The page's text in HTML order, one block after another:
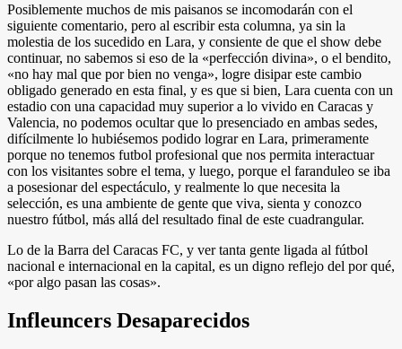
Posiblemente muchos de mis paisanos se incomodarán con el
siguiente comentario, pero al escribir esta columna, ya sin la
molestia de los sucedido en Lara, y consiente de que el show debe
continuar, no sabemos si eso de la «perfección divina», o el bendito,
«no hay mal que por bien no venga», logre disipar este cambio
obligado generado en esta final, y es que si bien, Lara cuenta con un
estadio con una capacidad muy superior a lo vivido en Caracas y
Valencia, no podemos ocultar que lo presenciado en ambas sedes,
difícilmente lo hubiésemos podido lograr en Lara, primeramente
porque no tenemos futbol profesional que nos permita interactuar
con los visitantes sobre el tema, y luego, porque el faranduleo se iba
a posesionar del espectáculo, y realmente lo que necesita la
selección, es una ambiente de gente que viva, sienta y conozco
nuestro fútbol, más allá del resultado final de este cuadrangular.
Lo de la Barra del Caracas FC, y ver tanta gente ligada al fútbol
nacional e internacional en la capital, es un digno reflejo del por qué,
«por algo pasan las cosas».
Infleuncers Desaparecidos